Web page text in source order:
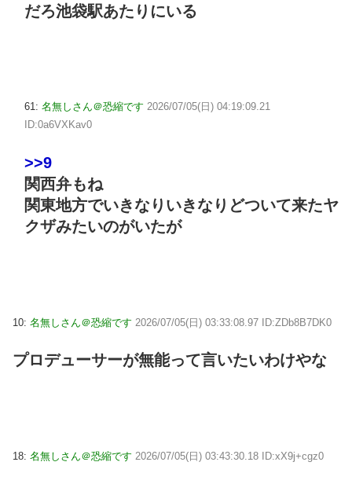
だろ池袋駅あたりにいる
61: 名無しさん＠恐縮です 2026/07/05(日) 04:19:09.21
ID:0a6VXKav0
>>9
関西弁もね
関東地方でいきなりいきなりどついて来たヤ
クザみたいのがいたが
10: 名無しさん＠恐縮です 2026/07/05(日) 03:33:08.97 ID:ZDb8B7DK0
プロデューサーが無能って言いたいわけやな
18: 名無しさん＠恐縮です 2026/07/05(日) 03:43:30.18 ID:xX9j+cgz0